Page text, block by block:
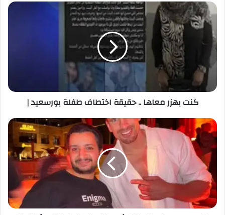
كنت بهزر معاها .. حقيقة اختطاف طفلة بورسعيد |